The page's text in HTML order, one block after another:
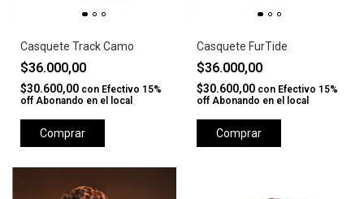
Casquete Track Camo
$36.000,00
$30.600,00 con Efectivo 15%
off Abonando en el local
Comprar
Casquete FurTide
$36.000,00
$30.600,00 con Efectivo 15%
off Abonando en el local
Comprar